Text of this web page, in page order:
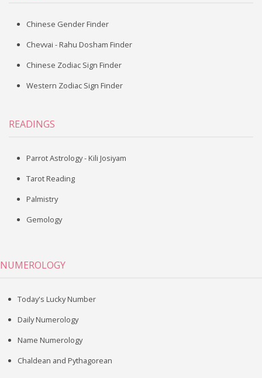
Chinese Gender Finder
Chevvai - Rahu Dosham Finder
Chinese Zodiac Sign Finder
Western Zodiac Sign Finder
READINGS
Parrot Astrology - Kili Josiyam
Tarot Reading
Palmistry
Gemology
NUMEROLOGY
Today's Lucky Number
Daily Numerology
Name Numerology
Chaldean and Pythagorean